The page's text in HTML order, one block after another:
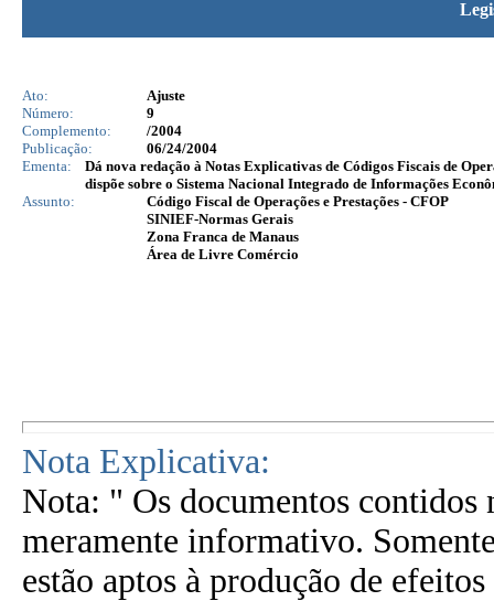
Ato:
Ajuste
Número:
9
Complemento:
/2004
Publicação:
06/24/2004
Ementa:
Dá nova redação à Notas Explicativas de Códigos Fiscais de
dispõe sobre o Sistema Nacional Integrado de Informações
Assunto:
Código Fiscal de Operações e Prestações - CFOP
SINIEF-Normas Gerais
Zona Franca de Manaus
Área de Livre Comércio
Nota Explicativa:
Nota: " Os documentos contidos
meramente informativo.
estão aptos à produção de